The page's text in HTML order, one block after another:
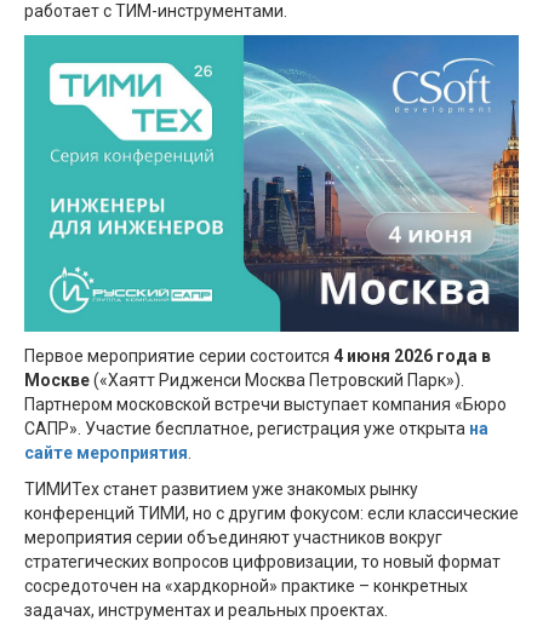
работает с ТИМ-инструментами.
Первое мероприятие серии состоится 4 июня 2026 года в
Москве(«Хаятт Ридженси Москва Петровский Парк»).
Партнером московской встречи выступает компания «Бюро
САПР». Участие бесплатное, регистрация уже открыта на
сайте мероприятия
ТИМИТех станет развитием уже знакомых рынку
конференций ТИМИ, но с другим фокусом: если классические
мероприятия серии объединяют участников вокруг
стратегических вопросов цифровизации, то новый формат
сосредоточен на «хардкорной» практике – конкретных
задачах, инструментах и реальных проектах.